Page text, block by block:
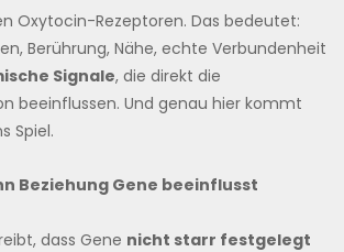
Oxytocin-Rezeptoren. Das bedeutet:
Berührung, Nähe, echte Verbundenheit
Signale, die direkt die
beeinflussen. Und genau hier kommt
Spiel.
Beziehung Gene beeinflusst
dass Gene nicht starr festgelegt